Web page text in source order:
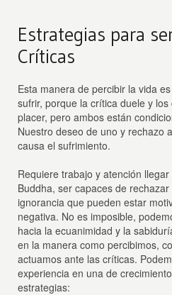
Estrategias para
Críticas
Esta manera de percibir la vida
sufrir, porque la crítica duele y
placer, pero ambos están
Nuestro deseo de uno y rechazo
causa el sufrimiento.
Requiere trabajo y atención
Buddha, ser capaces de
ignorancia que pueden estar
negativa. No es imposible,
hacia la ecuanimidad y la
en la manera como percibimos,
actuamos ante las críticas.
experiencia en una de
estrategias: